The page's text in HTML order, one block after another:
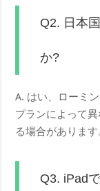
Q2. 日本
か?
A. はい、ローミ
プランによって
る場合があります
Q3. iPad